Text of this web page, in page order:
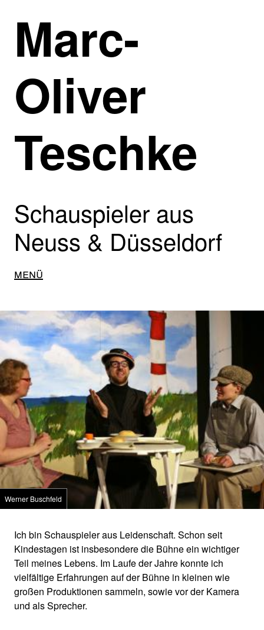
zumMarc-
Oliver
Teschke
Schauspieler aus
Neuss & Düsseldorf
MainMenü
Werner Buschfeld
Ich bin Schauspieler aus Leidenschaft. Schon seit
Kindestagen ist insbesondere die Bühne ein wichtiger
Teil meines Lebens. Im Laufe der Jahre konnte ich
vielfältige Erfahrungen auf der Bühne in kleinen wie
großen Produktionen sammeln, sowie vor der Kamera
und als Sprecher.